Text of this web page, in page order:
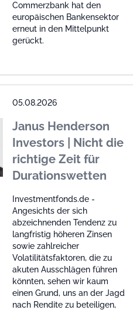
Commerzbank hat den
europäischen Bankensektor
erneut in den Mittelpunkt
gerückt.
05.08.2026
Janus Henderson
Investors | Nicht die
richtige Zeit für
Durationswetten
Investmentfonds.de -
Angesichts der sich
abzeichnenden Tendenz zu
langfristig höheren Zinsen
sowie zahlreicher
Volatilitätsfaktoren, die zu
akuten Ausschlägen führen
könnten, sehen wir kaum
einen Grund, uns an der Jagd
nach Rendite zu beteiligen,